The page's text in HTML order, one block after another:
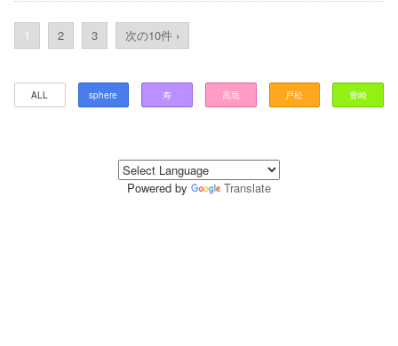
1 2 3 次の10件 ›
ALL sphere 寿 高垣 戸松 豊崎
Powered by Translate